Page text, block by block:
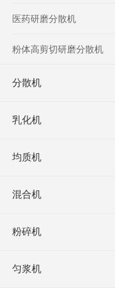
医药研磨分散机
粉体高剪切研磨分散机
分散机
乳化机
均质机
混合机
粉碎机
匀浆机